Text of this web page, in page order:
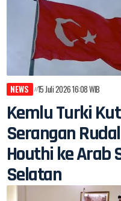
NEWS 15 Juli 2026 16:08 WIB
Kemlu Turki
Serangan Rudal
Houthi ke Arab
Selatan